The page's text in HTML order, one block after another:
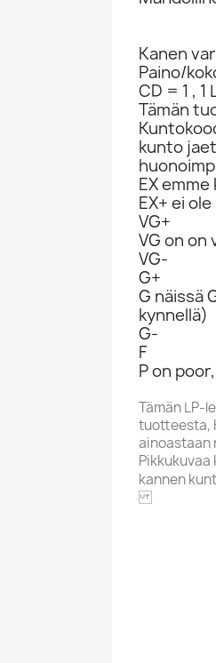
Kanen
Paino/
CD = 1 , 1
Tämän
kunto
EX
EX+ ei
VG+
VG on on
VG-
G+
G näissä
kynnellä)
G-
F
P on
Tämän LP-
tuotteesta,
ainoastaan
kannen